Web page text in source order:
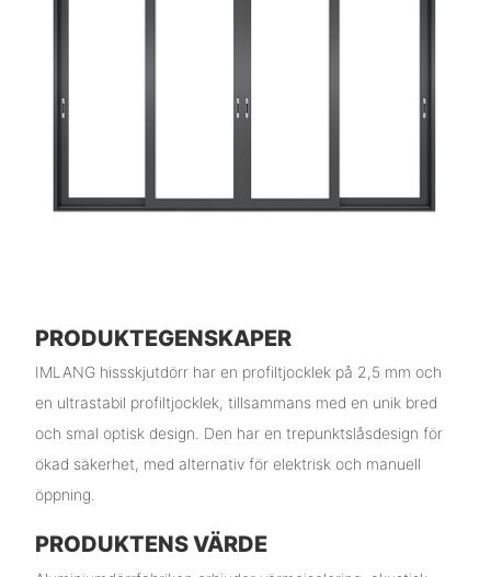
PRODUKTEGENSKAPER
IMLANG hissskjutdörr har en profiltjocklek på 2,5 mm och
en ultrastabil profiltjocklek, tillsammans med en unik bred
och smal optisk design. Den har en trepunktslåsdesign för
ökad säkerhet, med alternativ för elektrisk och manuell
öppning.
PRODUKTENS VÄRDE